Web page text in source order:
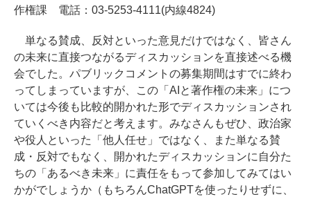
作権課 電話：03-5253-4111(内線4824)
単なる賛成、反対といった意見だけではなく、皆さん
の未来に直接つながるディスカッションを直接述べる機
会でした。パブリックコメントの募集期間はすでに終わ
ってしまっていますが、この「AIと著作権の未来」につ
いては今後も比較的開かれた形でディスカッションされ
ていくべき内容だと考えます。みなさんもぜひ、政治家
や役人といった「他人任せ」ではなく、また単なる賛
成・反対でもなく、開かれたディスカッションに自分た
ちの「あるべき未来」に責任をもって参加してみてはい
かがでしょうか（もちろんChatGPTを使ったりせずに、